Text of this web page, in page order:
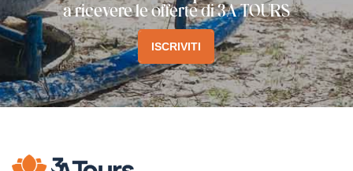
a ricevere le offerte di 3A TOURS
ISCRIVITI